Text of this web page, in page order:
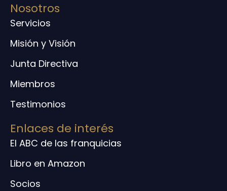
Nosotros
Servicios
Misión y Visión
Junta Directiva
Miembros
Testimonios
Enlaces de interés
El ABC de las franquicias
Libro en Amazon
Socios